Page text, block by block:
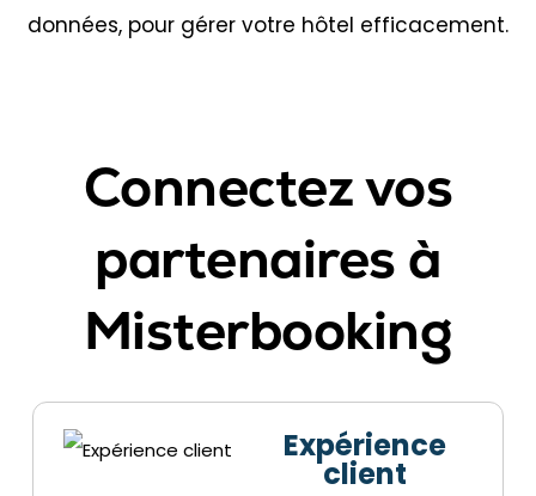
données, pour gérer votre hôtel efficacement.
Connectez vos
partenaires à
Misterbooking
Expérience
client